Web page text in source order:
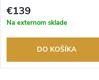
rokov. Až 100 dní na vrátenie
tovaru. Autorizovaný predajca.
€139
Na externom sklade
DO KOŠÍKA